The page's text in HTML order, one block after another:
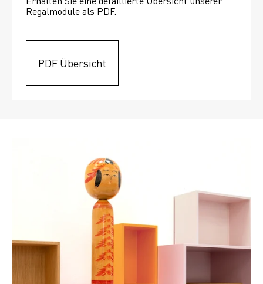
Regalmodule als PDF.
PDF Übersicht